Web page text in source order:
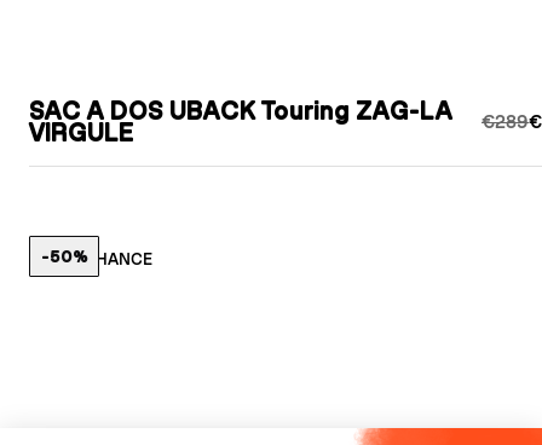
SAC A DOS UBACK Touring ZAG-LA
VIRGULE
€289
LAST CHANCE
-50%